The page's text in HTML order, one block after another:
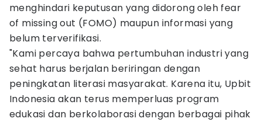
menghindari keputusan yang didorong oleh fear
of missing out (FOMO) maupun informasi yang
belum terverifikasi.
"Kami percaya bahwa pertumbuhan industri yang
sehat harus berjalan beriringan dengan
peningkatan literasi masyarakat. Karena itu, Upbit
Indonesia akan terus memperluas program
edukasi dan berkolaborasi dengan berbagai pihak